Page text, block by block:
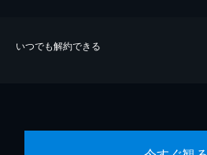
いつでも解約できる